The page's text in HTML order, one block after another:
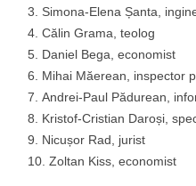
Simona-Elena Șanta,
Călin Grama, teolog
Daniel Bega, economist
Mihai Măerean, inspector
Andrei-Paul Pădurean,
Kristof-Cristian Daroși,
Nicușor Rad, jurist
Zoltan Kiss, economist